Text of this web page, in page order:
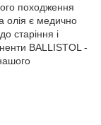
походження
олія є медично
старіння і
BALLISTOL -